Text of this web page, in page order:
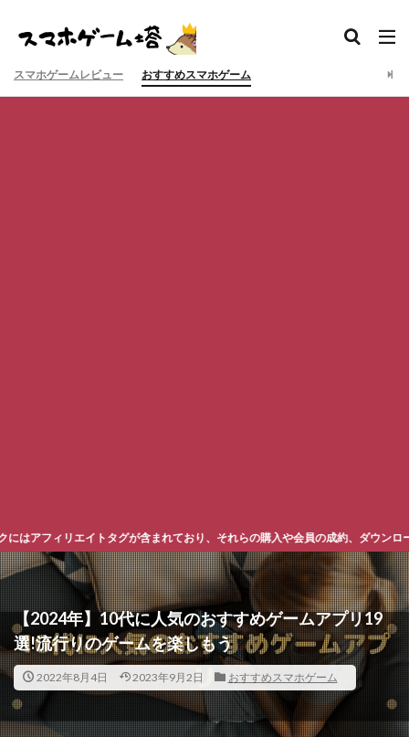
スマホゲームレビュー おすすめスマホゲーム
ており、それらの購入や会員の成約、ダウンロードなどからの収益化を行う場
【2024年】10代に人気のおすすめゲームアプリ19
選!流行りのゲームを楽しもう
2022年8月4日 2023年9月2日 おすすめスマホゲーム